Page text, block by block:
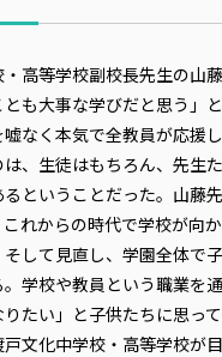
高等学校副校長先生の山
も大事な学びだと思う」
なく本気で全教員が応援
、生徒はもちろん、先生
るということだった。山藤
これからの時代で学校が向
して見直し、学園全体で
学校や教員という職業を
たい」と子供たちに思っ
戸文化中学校・高等学校